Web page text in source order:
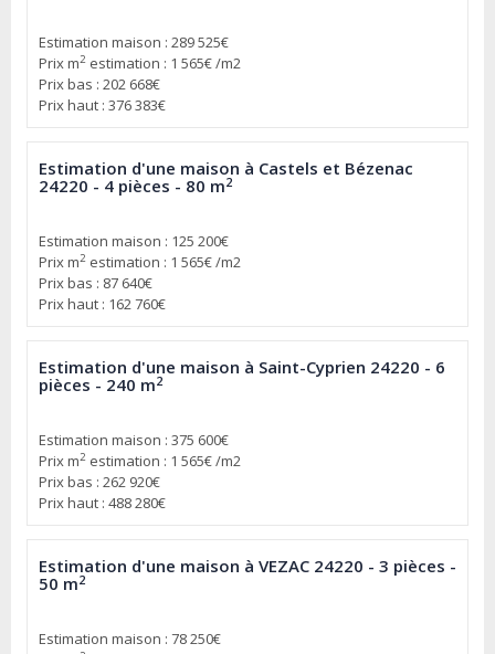
Estimation maison : 289 525€
Prix m2 estimation : 1 565€ /m2
Prix bas : 202 668€
Prix haut : 376 383€
Estimation d'une maison à Castels et Bézenac
24220 - 4 pièces - 80 m2
Estimation maison : 125 200€
Prix m2 estimation : 1 565€ /m2
Prix bas : 87 640€
Prix haut : 162 760€
Estimation d'une maison à Saint-Cyprien 24220 - 6
pièces - 240 m2
Estimation maison : 375 600€
Prix m2 estimation : 1 565€ /m2
Prix bas : 262 920€
Prix haut : 488 280€
Estimation d'une maison à VEZAC 24220 - 3 pièces -
50 m2
Estimation maison : 78 250€